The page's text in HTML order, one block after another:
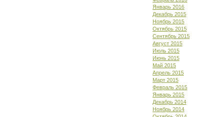
Январь 2016
Декабрь 2015
Ноябрь 2015
Октябрь 2015
Сентябрь 2015
Август 2015
Июль 2015
Июнь 2015
Май 2015
Апрель 2015
Март 2015
Февраль 2015
Январь 2015
Декабрь 2014
Ноябрь 2014